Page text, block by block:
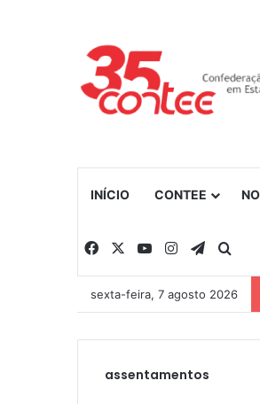
INÍCIO CONTEE
Facebook YouTubeInstagramTelegram
sexta-feira, 7 agosto 2026
assentamentos